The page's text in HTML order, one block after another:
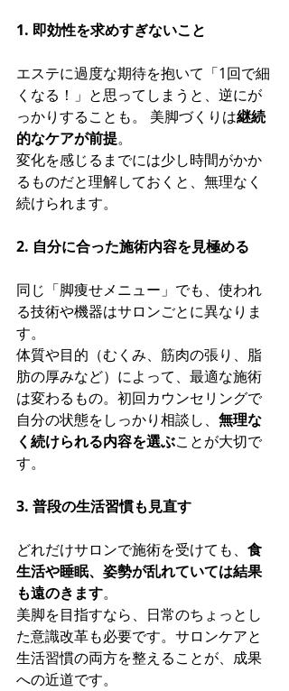
1. 即効性を求めすぎないこと
エステに過度な期待を抱いて「1回で細
くなる！」と思ってしまうと、逆にが
っかりすることも。 美脚づくりは継続
的なケアが前提。
変化を感じるまでには少し時間がかか
るものだと理解しておくと、無理なく
続けられます。
2. 自分に合った施術内容を見極める
同じ「脚痩せメニュー」でも、使われ
る技術や機器はサロンごとに異なりま
す。
体質や目的（むくみ、筋肉の張り、脂
肪の厚みなど）によって、最適な施術
は変わるもの。初回カウンセリングで
自分の状態をしっかり相談し、 無理な
く続けられる内容を選ぶことが大切で
す。
3. 普段の生活習慣も見直す
どれだけサロンで施術を受けても、 食
生活や睡眠、姿勢が乱れていては結果
も遠のきます。
美脚を目指すなら、日常のちょっとし
た意識改革も必要です。サロンケアと
生活習慣の両方を整えることが、成果
への近道です。